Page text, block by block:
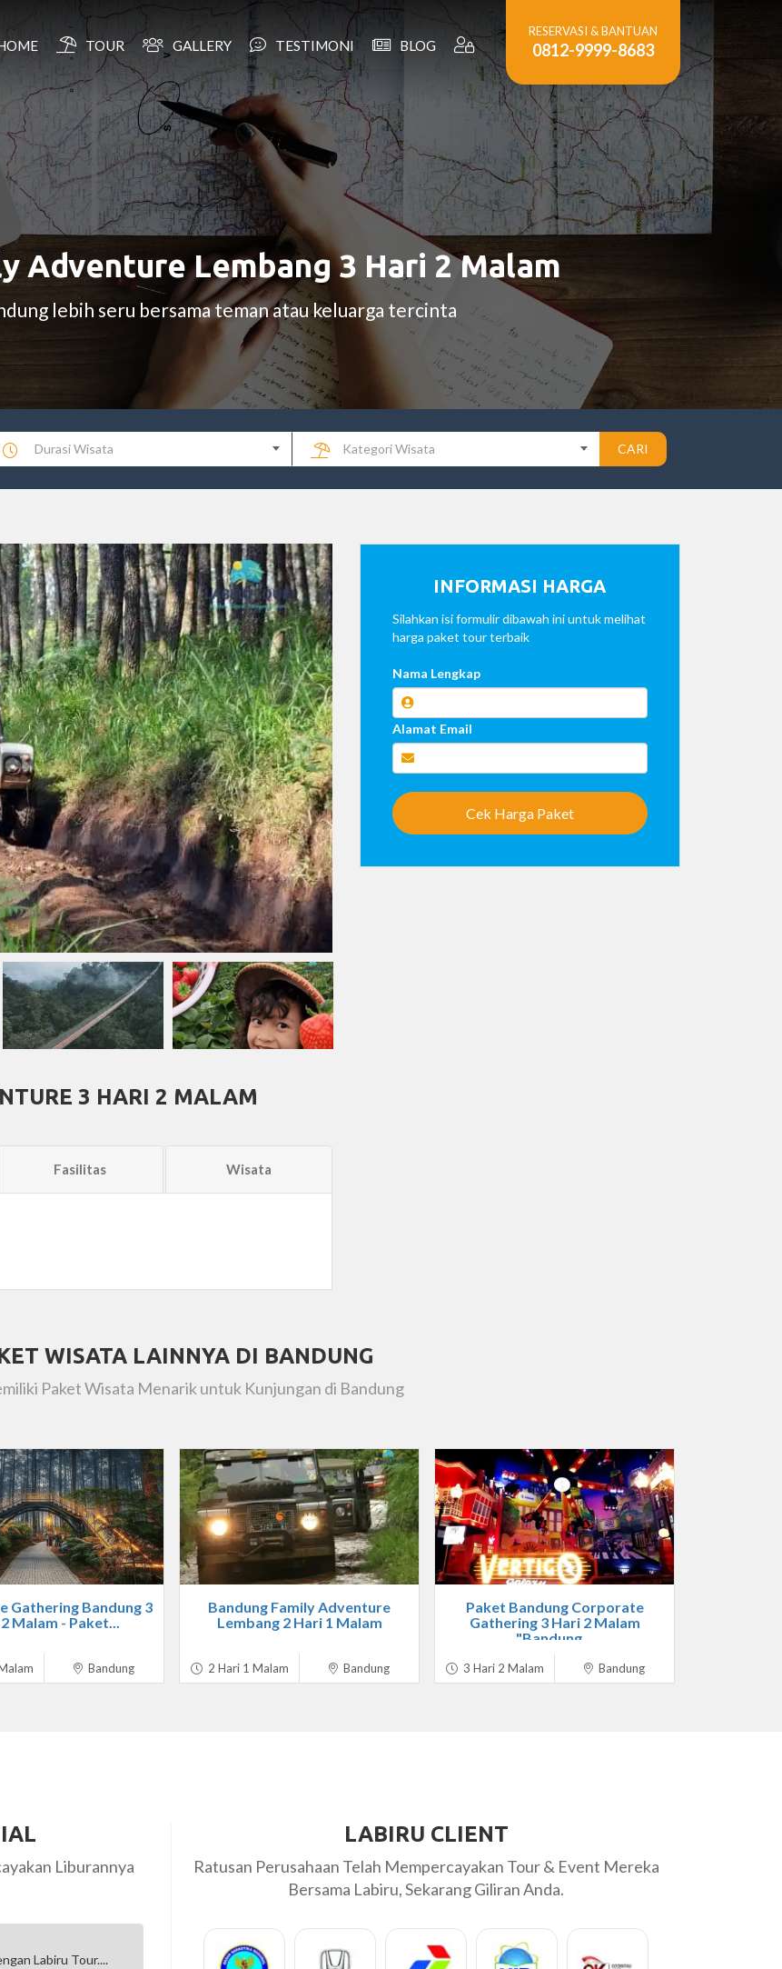
TOUR GALLERY TESTIMONI BLOG
RESERVASI & BANTUAN
0812-9999-8683
Adventure Lembang 3 Hari 2 Malam
lebih seru bersama teman atau keluarga tercinta
Durasi Wisata Kategori Wisata CARI
3 HARI 2 MALAM
Fasilitas Wisata
INFORMASI HARGA
Silahkan isi formulir dibawah ini untuk melihat
harga paket tour terbaik
Nama Lengkap
Alamat Email
Cek Harga Paket
WISATA LAINNYA DI BANDUNG
Paket Wisata Menarik untuk Kunjungan di Bandung
Gathering Bandung 3
Malam - Paket...
Bandung
Bandung Family Adventure
Lembang 2 Hari 1 Malam
2 Hari 1 Malam Bandung
Paket Bandung Corporate
Gathering 3 Hari 2 Malam
"Bandung...
3 Hari 2 Malam Bandung
Liburannya
Terima kasih Labiru ... kami sanagat puas dengan handling tour kami ...
Tour ke Lombok yang sangat
LABIRU CLIENT
Ratusan Perusahaan Telah Mempercayakan Tour & Event Mereka
Bersama Labiru, Sekarang Giliran Anda.